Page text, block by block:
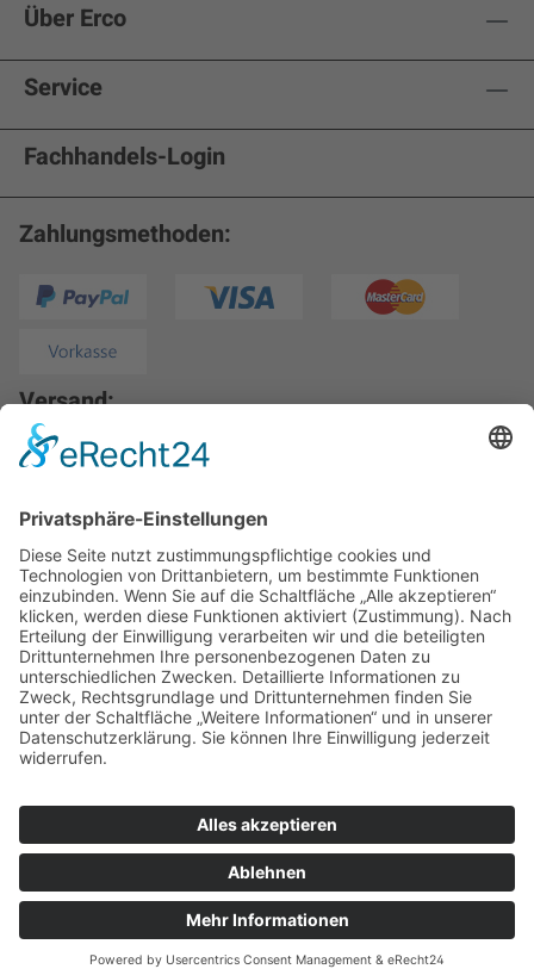
Über Erco
Service
Fachhandels-Login
Zahlungsmethoden:
Versand:
* Alle Preise inkl. gesetzl. Mehrwertsteuer zzgl.
Versandkostenund ggf. Nachnahmegebühren, wenn nicht
anders angegeben.
GmbH. Alle Rechte vorbehalten.
Cookies AGB Impressum Datenschutz Kontakt